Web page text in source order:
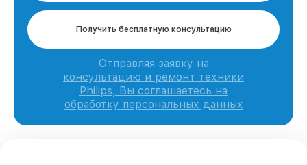
Получить бесплатную консультацию
Отправляя заявку на
консультацию и ремонт техники
Philips, Вы соглашаетесь на
обработку персональных данных